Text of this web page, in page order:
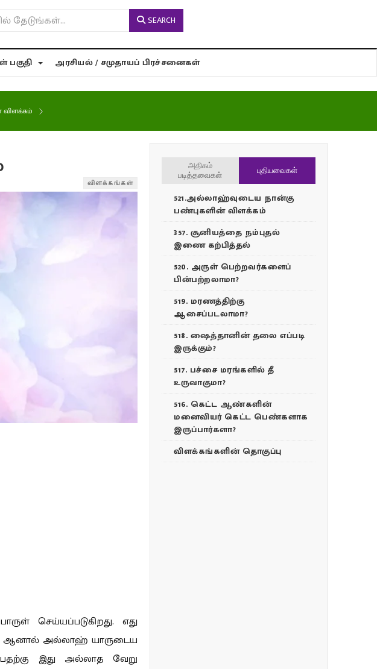
SEARCH
பகுதி அரசியல் / சமுதாயப் பிரச்சனைகள்
விளக்கம்
விளக்கங்கள்
செய்யப்படுகிறது. எது
ஆனால் அல்லாஹ் யாருடைய
இது அல்லாத வேறு
அதிகம்
படித்தவைகள்
புதியவைகள்
521.அல்லாஹ்வுடைய நான்கு
பண்புகளின் விளக்கம்
357. சூனியத்தை நம்புதல்
இணை கற்பித்தல்
520. அருள் பெற்றவர்களைப்
பின்பற்றலாமா?
519. மரணத்திற்கு
ஆசைப்படலாமா?
518. ஷைத்தானின் தலை எப்படி
இருக்கும்?
517. பச்சை மரங்களில் தீ
உருவாகுமா?
516. கெட்ட ஆண்களின்
மனைவியர் கெட்ட பெண்களாக
இருப்பார்களா?
விளக்கங்களின் தொகுப்பு